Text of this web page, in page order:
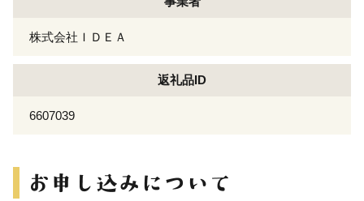
株式会社ＩＤＥＡ
返礼品ID
6607039